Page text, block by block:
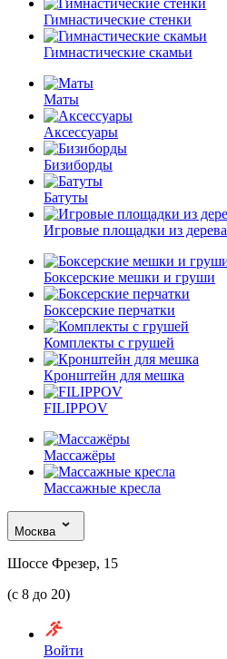
Гимнастические стенки
Гимнастические скамьи
Маты
Аксессуары
Бизиборды
Батуты
Игровые площадки из дерева
Боксерские мешки и груши
Боксерские перчатки
Комплекты с грушей
Кронштейн для мешка
FILIPPOV
Массажёры
Массажные кресла
Москва
Шоссе Фрезер, 15
(с 8 до 20)
Войти